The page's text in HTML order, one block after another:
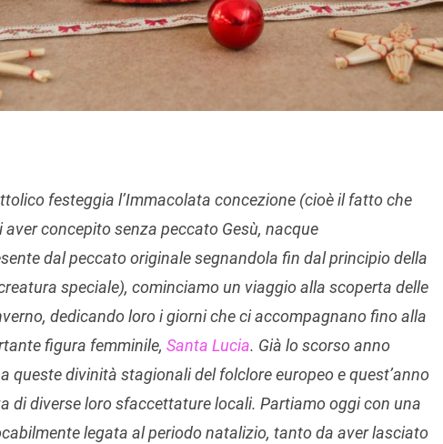
festeggia l’Immacolata concezione (cioè il fatto che
concepito senza peccato Gesù, nacque
dal peccato originale segnandola fin dal principio della
speciale), cominciamo un viaggio alla scoperta delle
dedicando loro i giorni che ci accompagnano fino alla
figura femminile, Santa Lucia. Già lo scorso anno
queste divinità stagionali del folclore europeo e quest’anno
di diverse loro sfaccettature locali. Partiamo oggi con una
legata al periodo natalizio, tanto da aver lasciato